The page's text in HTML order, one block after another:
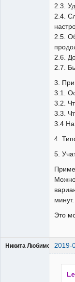
2.3.
2.4.
2.5.
2.6.
2.7.
3.
3.1.
3.2.
3.3.
3.4
4.
5.
минут.
Это
Никита Любимов 2019-